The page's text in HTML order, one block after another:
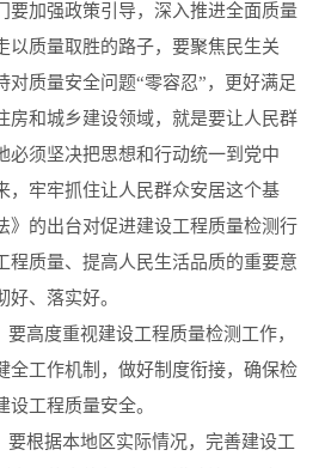
要加强政策引导，深入推进全面质量
以质量取胜的路子，要聚焦民生关
对质量安全问题“零容忍”，更好满足
房和城乡建设领域，就是要让人民群
必须坚决把思想和行动统一到党中
，牢牢抓住让人民群众安居这个基
》的出台对促进建设工程质量检测行
程质量、提高人民生活品质的重要意
好、落实好。
高度重视建设工程质量检测工作，
全工作机制，做好制度衔接，确保检
工程质量安全。
根据本地区实际情况，完善建设工